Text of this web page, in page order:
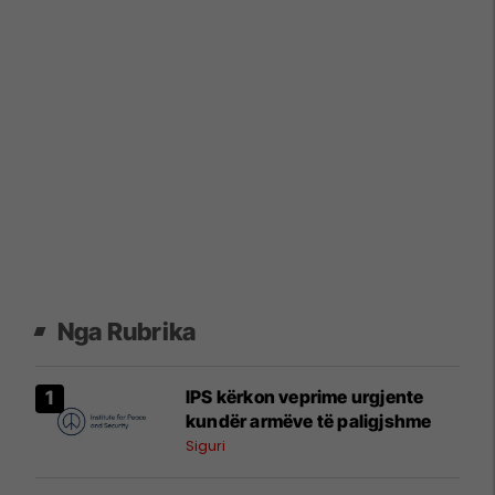
Nga Rubrika
IPS kërkon veprime urgjente
kundër armëve të paligjshme
Siguri